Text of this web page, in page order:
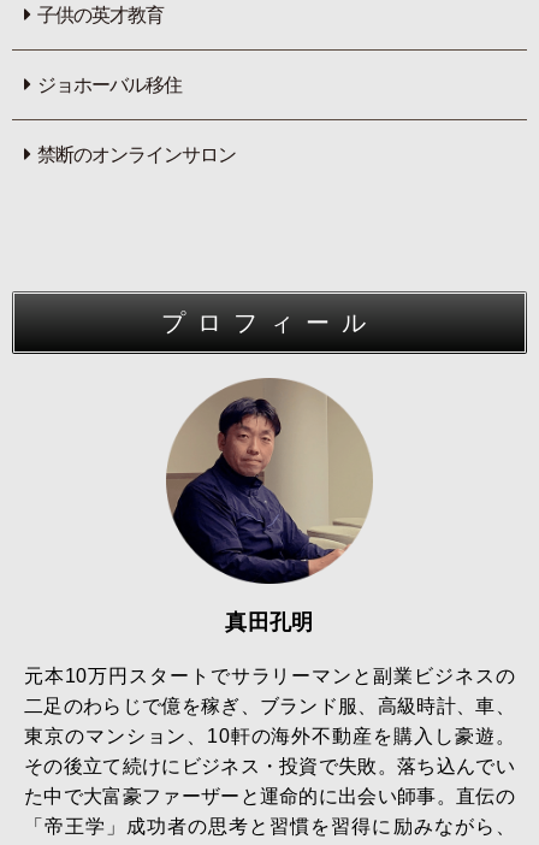
子供の英才教育
ジョホーバル移住
禁断のオンラインサロン
プロフィール
真田孔明
元本10万円スタートでサラリーマンと副業ビジネスの
二足のわらじで億を稼ぎ、ブランド服、高級時計、車、
東京のマンション、10軒の海外不動産を購入し豪遊。
その後立て続けにビジネス・投資で失敗。落ち込んでい
た中で大富豪ファーザーと運命的に出会い師事。直伝の
「帝王学」成功者の思考と習慣を習得に励みながら、